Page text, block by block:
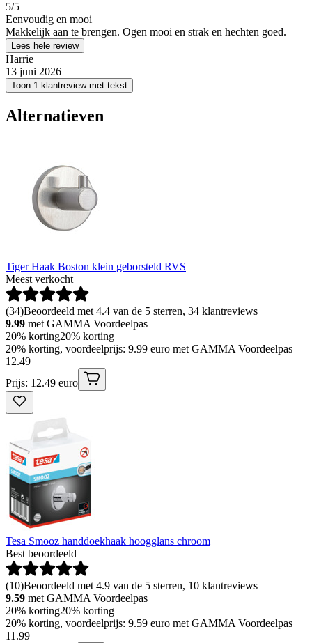
5/5
Eenvoudig en mooi
Makkelijk aan te brengen. Ogen mooi en strak en hechten goed.
Lees hele review
Harrie
13 juni 2026
Toon 1 klantreview met tekst
Alternatieven
Tiger Haak Boston klein geborsteld RVS
Meest verkocht
(34)Beoordeeld met 4.4 van de 5 sterren, 34 klantreviews
9.99 met GAMMA Voordeelpas
20% korting20% korting
20% korting, voordeelprijs: 9.99 euro met GAMMA Voordeelpas
12.49
Prijs: 12.49 euro
Tesa Smooz handdoekhaak hoogglans chroom
Best beoordeeld
(10)Beoordeeld met 4.9 van de 5 sterren, 10 klantreviews
9.59 met GAMMA Voordeelpas
20% korting20% korting
20% korting, voordeelprijs: 9.59 euro met GAMMA Voordeelpas
11 .99